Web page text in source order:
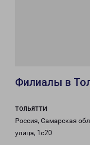
Филиалы в
ТОЛЬЯТТИ
Россия, Самарская
улица, 1с20